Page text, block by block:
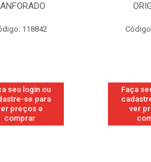
118842
seu login ou
se para
preços e
comprar
Faça
ver